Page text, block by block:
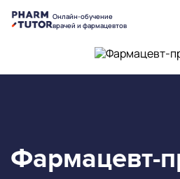
Онлайн-обучение
врачей и фармацевтов
Фармацевт-